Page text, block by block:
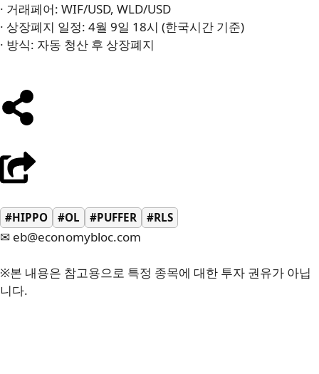
· 거래페어: WIF/USD, WLD/USD
· 상장폐지 일정: 4월 9일 18시 (한국시간 기준)
· 방식: 자동 청산 후 상장폐지
#HIPPO #OL #PUFFER #RLS
✉ eb@economybloc.com
※본 내용은 참고용으로 특정 종목에 대한 투자 권유가 아닙
니다.